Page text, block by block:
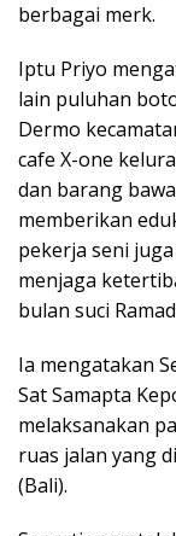
berbagai merk.
Iptu Priyo
lain puluhan
Dermo
cafe X-one
dan barang
memberikan
pekerja seni
menjaga
bulan suci
Ia mengatakan
Sat Samapta
melaksanakan
ruas jalan yang
(Bali).